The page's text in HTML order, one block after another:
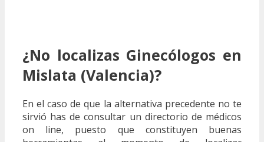
¿No localizas Ginecólogos en
Mislata (Valencia)?
En el caso de que la alternativa precedente no te
sirvió has de consultar un directorio de médicos
on line, puesto que constituyen buenas